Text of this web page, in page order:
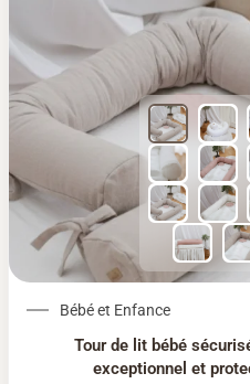
Bébé et Enfance
Tour de lit bébé
exceptionnel et